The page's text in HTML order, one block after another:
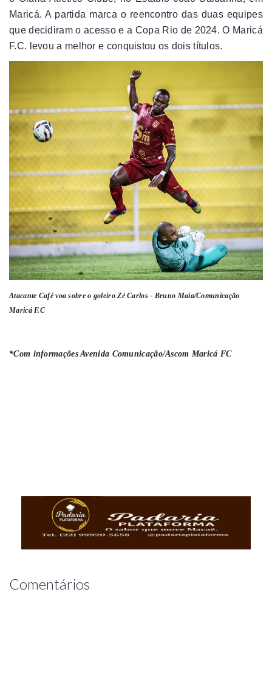
Maricá. A partida marca o reencontro das duas equipes
que decidiram o acesso e a Copa Rio de 2024. O Maricá
F.C. levou a melhor e conquistou os dois títulos.
Atacante Café voa sobre o goleiro Zé Carlos - Bruno Maia/Comunicação
Maricá F.C
*Com informações Avenida Comunicação/Ascom Maricá FC
Comentários